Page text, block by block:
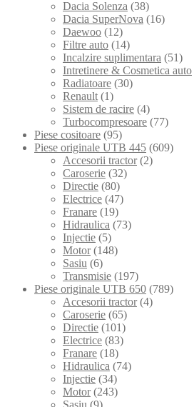
Dacia Solenza (38)
Dacia SuperNova (16)
Daewoo (12)
Filtre auto (14)
Incalzire suplimentara (51)
Intretinere & Cosmetica auto
Radiatoare (30)
Renault (1)
Sistem de racire (4)
Turbocompresoare (77)
Piese cositoare (95)
Piese originale UTB 445 (609)
Accesorii tractor (2)
Caroserie (32)
Directie (80)
Electrice (47)
Franare (19)
Hidraulica (73)
Injectie (5)
Motor (148)
Sasiu (6)
Transmisie (197)
Piese originale UTB 650 (789)
Accesorii tractor (4)
Caroserie (65)
Directie (101)
Electrice (83)
Franare (18)
Hidraulica (74)
Injectie (34)
Motor (243)
Sasiu (9)